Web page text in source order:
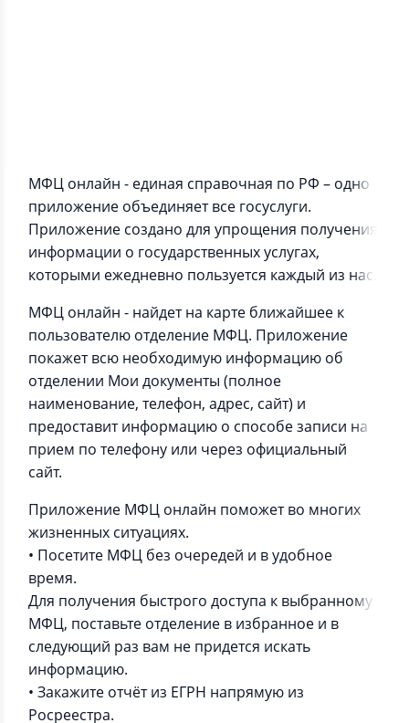
МФЦ онлайн - единая справочная по РФ – одно
приложение объединяет все госуслуги.
Приложение создано для упрощения получения
информации о государственных услугах,
которыми ежедневно пользуется каждый из нас.
МФЦ онлайн - найдет на карте ближайшее к
пользователю отделение МФЦ. Приложение
покажет всю необходимую информацию об
отделении Мои документы (полное
наименование, телефон, адрес, сайт) и
предоставит информацию о способе записи на
прием по телефону или через официальный
сайт.
Приложение МФЦ онлайн поможет во многих
жизненных ситуациях.
• Посетите МФЦ без очередей и в удобное
время.
Для получения быстрого доступа к выбранному
МФЦ, поставьте отделение в избранное и в
следующий раз вам не придется искать
информацию.
• Закажите отчёт из ЕГРН напрямую из
Росреестра.